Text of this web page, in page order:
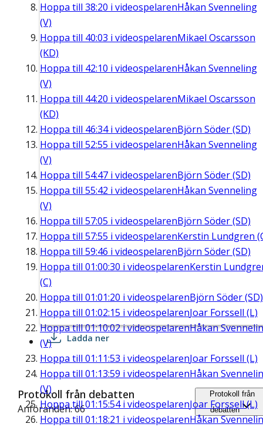
Hoppa till 38:20 i videospelarenHåkan Svenneling
(V)
Hoppa till 40:03 i videospelarenMikael Oscarsson
(KD)
Hoppa till 42:10 i videospelarenHåkan Svenneling
(V)
Hoppa till 44:20 i videospelarenMikael Oscarsson
(KD)
Hoppa till 46:34i videospelarenBjörn Söder (SD)
Hoppa till 52:55 i videospelarenHåkan Svenneling
(V)
Hoppa till 54:47 i videospelarenBjörn Söder (SD)
Hoppa till 55:42 i videospelarenHåkan Svenneling
(V)
Hoppa till 57:05 i videospelarenBjörn Söder (SD)
Hoppa till 57:55 i videospelarenKerstin Lundgren
Hoppa till 59:46 i videospelarenBjörn Söder (SD)
Hoppa till 01:00:30 i videospelarenKerstin
(C)
Hoppa till 01:01:20 i videospelarenBjörn Söder (SD)
Hoppa till 01:02:15 i videospelarenJoar Forssell (L)
Hoppa till01:10:02i videospelarenHåkan
(V)
Hoppa till 01:11:53 i videospelarenJoar Forssell (L)
Hoppa till 01:13:59 i videospelarenHåkan
(V)
Hoppa till01:15:54i videospelarenJoar Forssell (L)
Hoppa till 01:18:21 i videospelarenHåkan
Ladda ner
Protokoll från debatten
Anföranden: 66
Protokoll från
debatten